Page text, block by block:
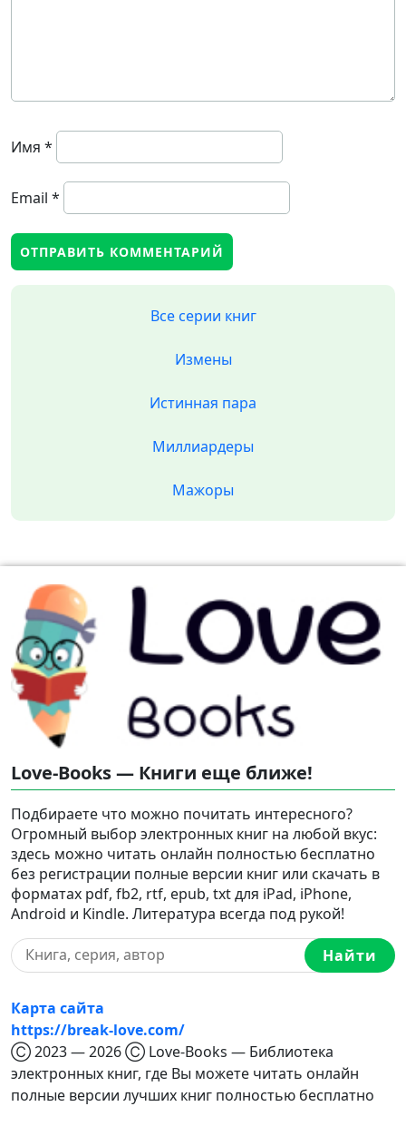
Имя *
Email *
Все серии книг
Измены
Истинная пара
Миллиардеры
Мажоры
Love-Books — Книги еще ближе!
Подбираете что можно почитать интересного?
Огромный выбор электронных книг на любой вкус:
здесь можно читать онлайн полностью бесплатно
без регистрации полные версии книг или скачать в
форматах pdf, fb2, rtf, epub, txt для iPad, iPhone,
Android и Kindle. Литература всегда под рукой!
Найти
Карта сайта
https://break-love.com/
Ⓒ 2023 — 2026 Ⓒ Love-Books — Библиотека
электронных книг, где Вы можете читать онлайн
полные версии лучших книг полностью бесплатно